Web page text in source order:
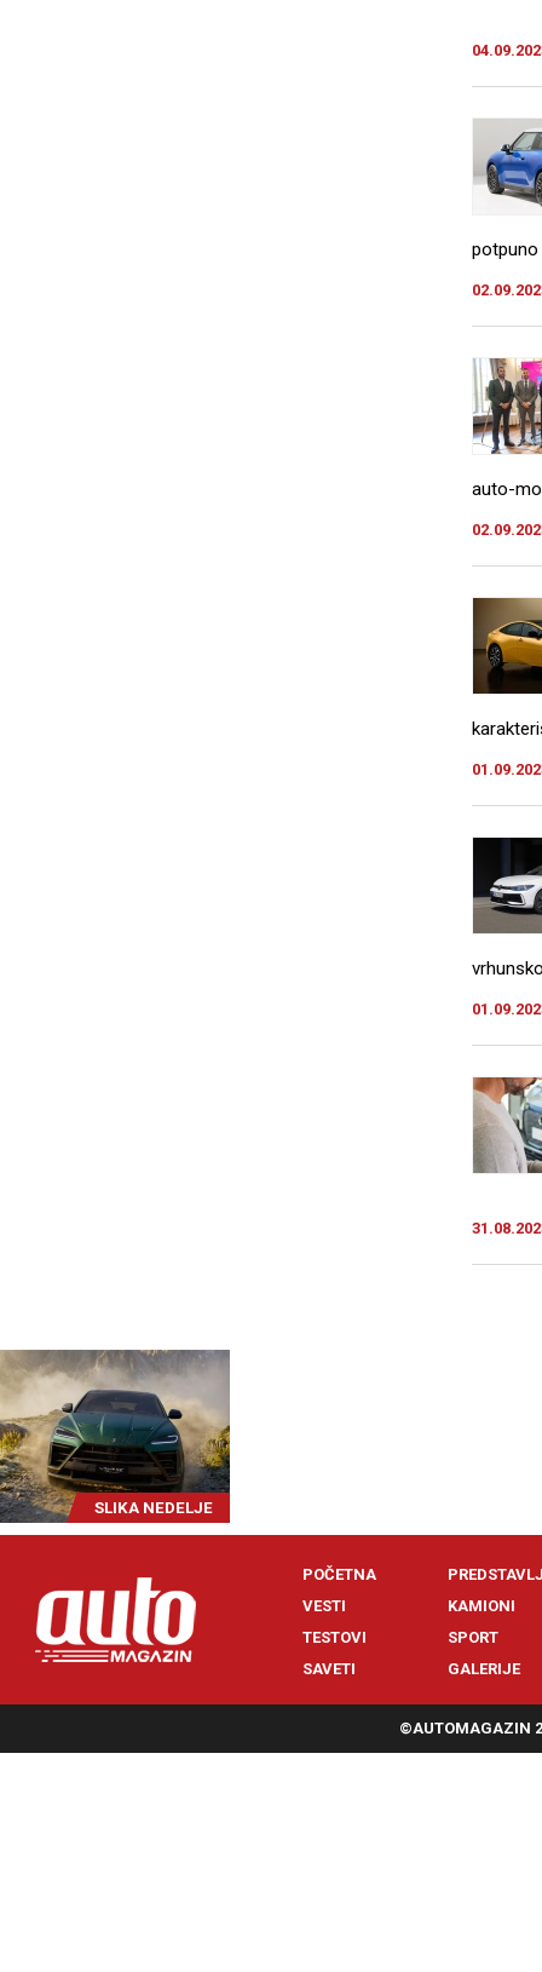
potpuno
auto-
SLIKA NEDELJE
POČETNA
VESTI
TESTOVI
SAVETI
KAMIONI
SPORT
GALERIJE
©AUTOMAGAZIN